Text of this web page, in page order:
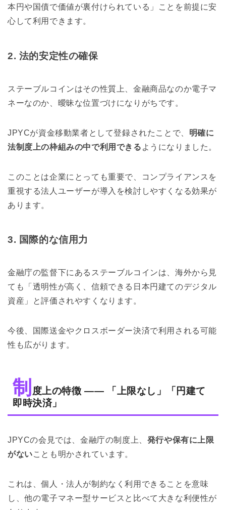
本円や国債で価値が裏付けられている」ことを前提に安
心して利用できます。
2. 法的安定性の確保
ステーブルコインはその性質上、金融商品なのか電子マ
ネーなのか、曖昧な位置づけになりがちです。
JPYCが資金移動業者として登録されたことで、 明確に
法制度上の枠組みの中で利用できる ようになりました。
このことは企業にとっても重要で、コンプライアンスを
重視する法人ユーザーが導入を検討しやすくなる効果が
あります。
3. 国際的な信用力
金融庁の監督下にあるステーブルコインは、海外から見
ても「透明性が高く、信頼できる日本円建てのデジタル
資産」と評価されやすくなります。
今後、国際送金やクロスボーダー決済で利用される可能
性も広がります。
制 度上の特徴 —— 「上限なし」「円建て
即時決済」
JPYCの会見では、金融庁の制度上、 発行や保有に上限
がないことも明かされています。
これは、個人・法人が制約なく利用できることを意味
し、他の電子マネー型サービスと比べて大きな利便性が